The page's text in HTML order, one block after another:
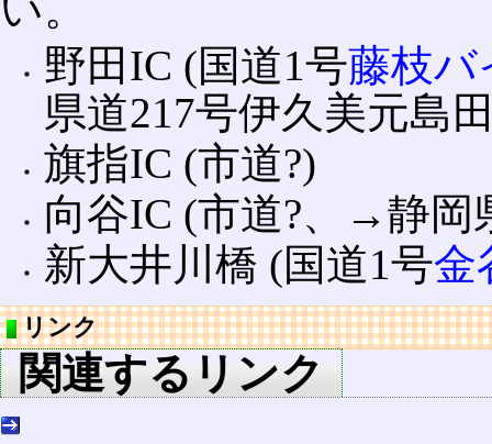
野田IC (国道1号藤枝バ
県道217号伊久美元島
旗指IC (市道?)
向谷IC (市道?、→静岡
新大井川橋 (国道1号金
リンク
関連するリンク